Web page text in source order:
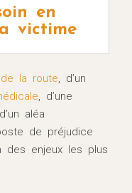
en
victime
la route, d’un
, d’une
aléa
de préjudice
des enjeux les plus